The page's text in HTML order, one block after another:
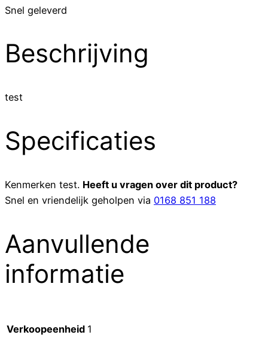
Snel geleverd
Beschrijving
test
Specificaties
Kenmerken test. Heeft u vragen over dit product?
Snel en vriendelijk geholpen via 0168 851 188
Aanvullende
informatie
Verkoopeenheid 1